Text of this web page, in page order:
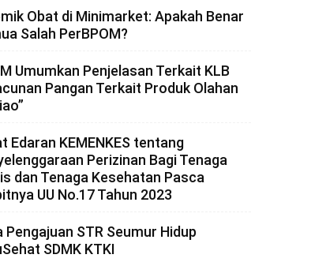
Obat di Minimarket: Apakah Benar
Salah PerBPOM?
Umumkan Penjelasan Terkait KLB
Pangan Terkait Produk Olahan
Edaran KEMENKES tentang
Perizinan Bagi Tenaga
dan Tenaga Kesehatan Pasca
UU No.17 Tahun 2023
Pengajuan STR Seumur Hidup
SDMK KTKI